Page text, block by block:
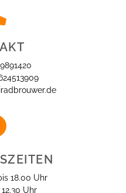
18.00 Uhr
Uhr